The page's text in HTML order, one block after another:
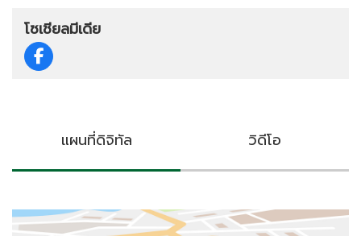
โซเชียลมีเดีย
แผนที่ดิจิทัล วิดีโอ